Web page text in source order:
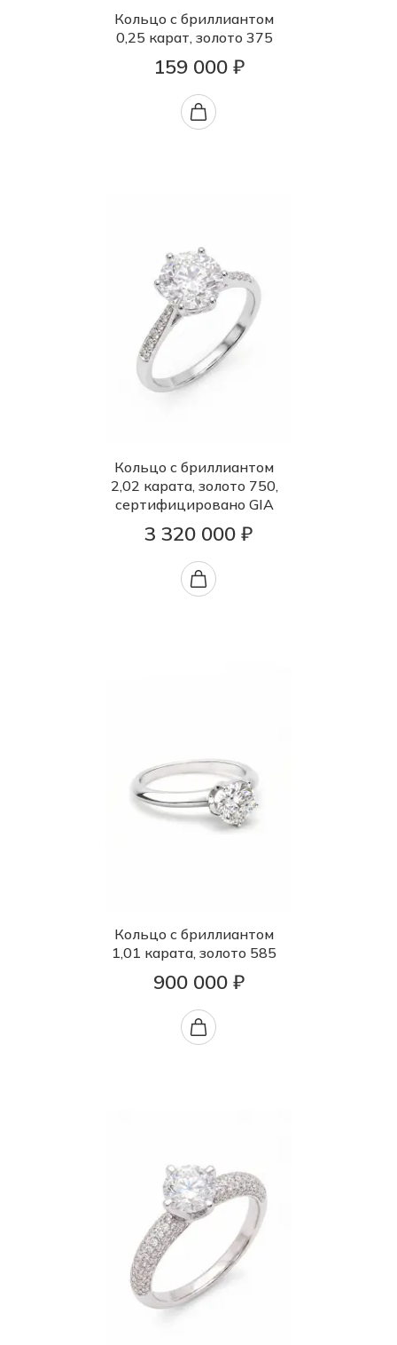
Кольцо с бриллиантом
0,25 карат, золото 375
159 000 ₽
Кольцо с бриллиантом
2,02 карата, золото 750,
сертифицировано GIA
3 320 000 ₽
Кольцо с бриллиантом
1,01 карата, золото 585
900 000 ₽